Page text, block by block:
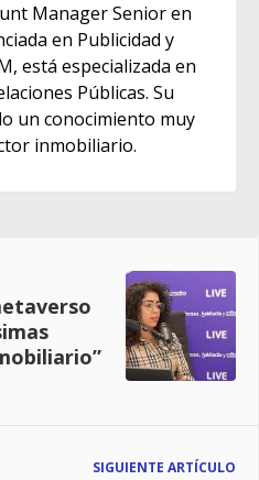
Manager Senior en
en Publicidad y
está especializada en
Públicas. Su
un conocimiento muy
inmobiliario.
SIGUIENTE ARTÍCULO